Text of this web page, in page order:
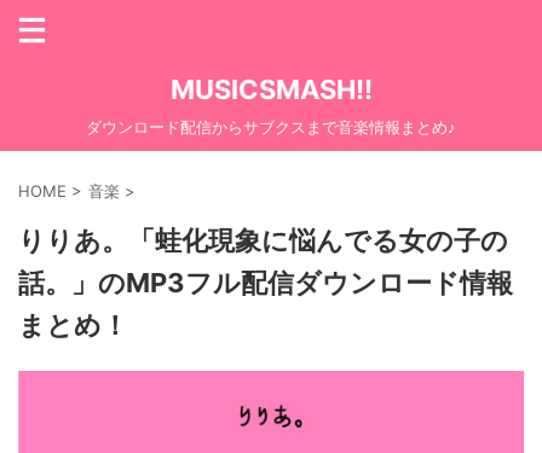
MUSICSMASH!!
ダウンロード配信からサブクスまで音楽情報まとめ♪
HOME > 音楽 >
りりあ。「蛙化現象に悩んでる女の子の
話。」のMP3フル配信ダウンロード情報
まとめ！